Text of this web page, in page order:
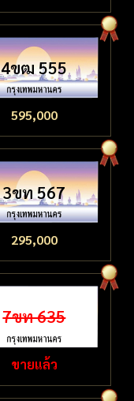
4ขฒ 555
595,000
3ขท 567
295,000
7ขท 635
ขายแล้ว